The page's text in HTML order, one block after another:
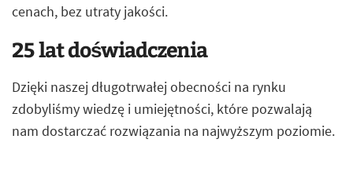
cenach, bez utraty jakości.
25 lat doświadczenia
Dzięki naszej długotrwałej obecności na rynku
zdobyliśmy wiedzę i umiejętności, które pozwalają
nam dostarczać rozwiązania na najwyższym poziomie.